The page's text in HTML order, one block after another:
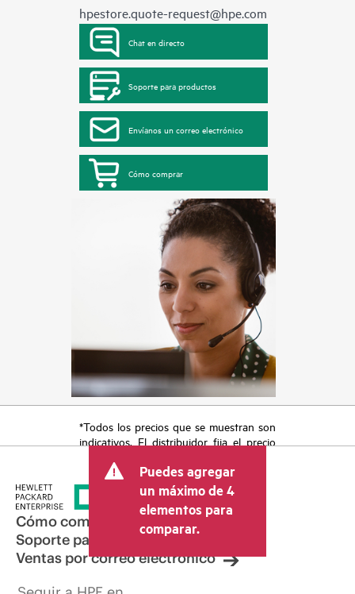
hpestore.quote-request@hpe.com
Chat en directo
Soporte para productos
Envíanos un correo electrónico
Cómo comprar
*Todos los precios que se muestran son
indicativos. El distribuidor fija el precio
otros conceptos, como los impuestos a
la venta, el IVA y el envío. El precio de la
transacción que establece el distribuidor
puede variar con respecto a otros
distribuidores y al precio indicativo
mostrado. El precio indicativo puede
incluir ofertas promocionales por tiempo
Puedes agregar
un máximo de 4
elementos para
comparar.
Cómo comprar
Soporte para productos
Ventas por correo electrónico